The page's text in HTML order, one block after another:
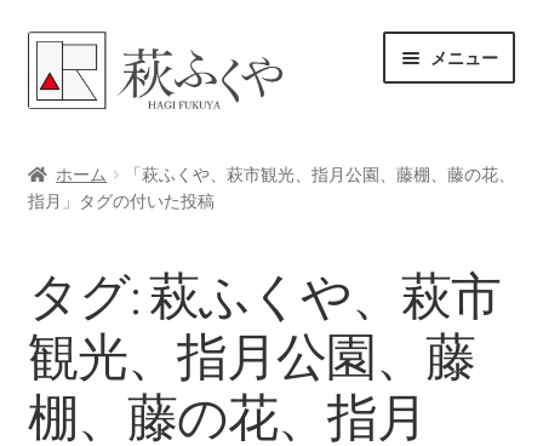
ナ
ビ
ゲ
シ
ョ
ス
キ
ッ
プ
コ
ン
テ
ツ
へ
ッ
プ
メニュー
各レンタル案内
体験プラン予約
よくある質問
女将のアドバイス
ホーム
「萩ふくや、萩市観光、指月公園、藤棚、藤の花、
指月」タグの付いた投稿
タグ:萩ふくや、萩市
観光、指月公園、藤
棚、藤の花、指月